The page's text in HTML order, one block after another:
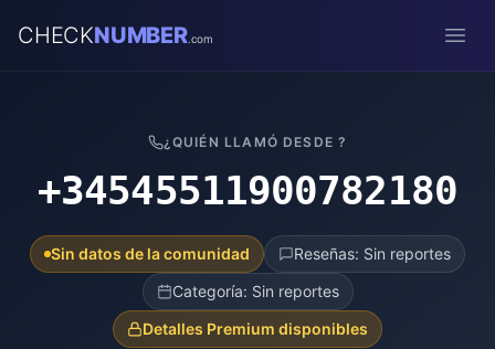
CHECKNUMBER.com
¿QUIÉN LLAMÓ DESDE ?
+34545511900782180
Sin datos de la comunidad
Reseñas: Sin reportes
Categoría: Sin reportes
Detalles Premium disponibles